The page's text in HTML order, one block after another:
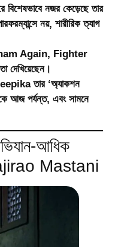
বিশেষভাবে নজর কেড়েছে তার
নয়, শারীরিক ত্যাগ
Again, Fighter
দেখিয়েছেন।
তার ‘অ্যাকশন
আজ পর্যন্ত, এবং সামনে
আধিক
Mastani